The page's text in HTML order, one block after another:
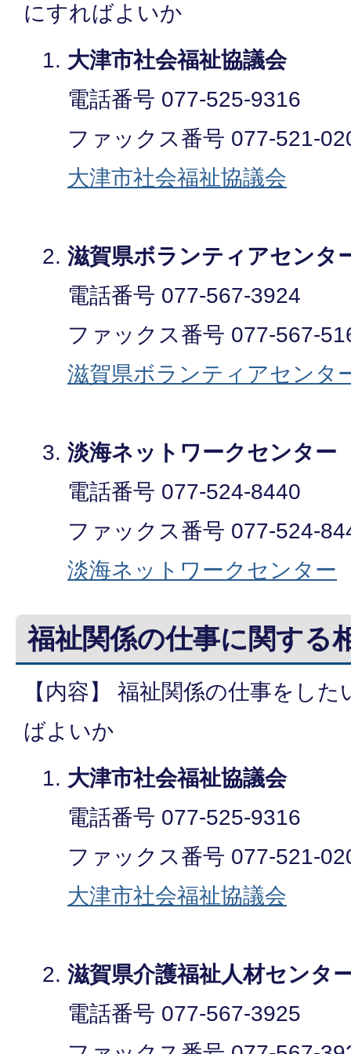
にすればよいか
大津市社会福祉協議会
電話番号 077-525-9316
ファックス番号 077-521-
大津市社会福祉協議会
滋賀県ボランティアセン
電話番号 077-567-3924
ファックス番号 077-567-
滋賀県ボランティアセンタ
淡海ネットワークセンタ
電話番号 077-524-8440
ファックス番号 077-524-
淡海ネットワークセンター
福祉関係の仕事に関する
【内容】 福祉関係の仕事をし
ばよいか
大津市社会福祉協議会
電話番号 077-525-9316
ファックス番号 077-521-
大津市社会福祉協議会
滋賀県介護福祉人材セン
電話番号 077-567-3925